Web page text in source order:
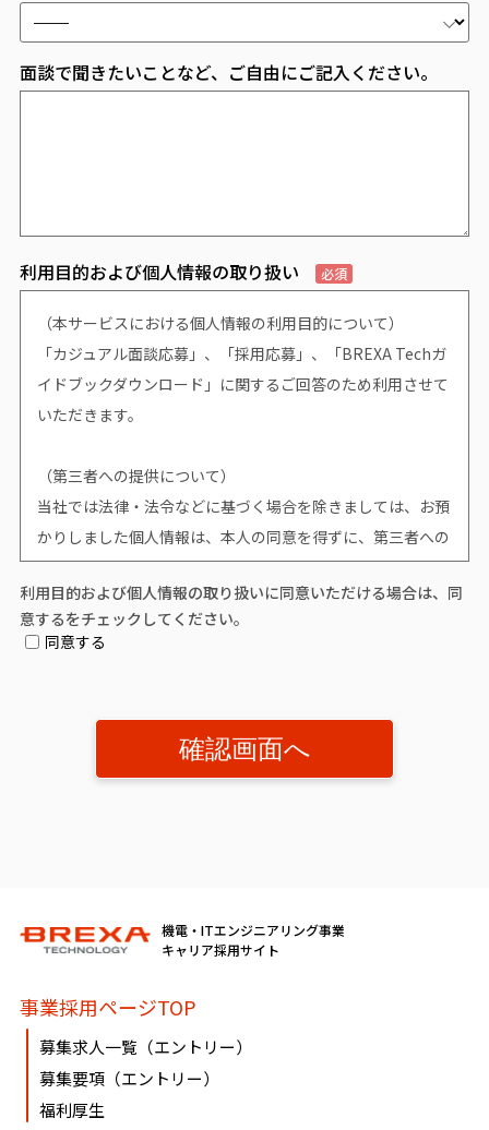
面談で聞きたいことなど、ご自由にご記入ください。
利用目的および個人情報の取り扱い 必須
（本サービスにおける個人情報の利用目的について）
「カジュアル面談応募」、「採用応募」、「BREXA Techガ
イドブックダウンロード」に関するご回答のため利用させて
いただきます。
（第三者への提供について）
当社では法律・法令などに基づく場合を除きましては、お預
かりしました個人情報は、本人の同意を得ずに、第三者への
提供はいたしません。
（個人情報提供の任意性について）
サービスなどのご提供ができません。
（開示対象個人情報の「利用目的の通知」「開示」「訂正、
必要に応じて窓口までご連絡ください。
《個人情報相談窓口》
東京都千代田区丸の内1-8-3 丸の内トラストタワー本館16・
17階
株式会社BREXA Technology
利用目的および個人情報の取り扱いに同意いただける場合は、同
意するをチェックしてください。
同意する
機電・ITエンジニアリング事業
キャリア採用サイト
事業採用ページTOP
募集求人一覧（エントリー）
募集要項（エントリー）
福利厚生